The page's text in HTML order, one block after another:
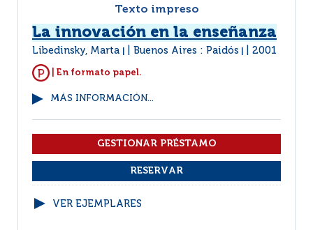
Texto impreso
La innovación en la enseñanza
Libedinsky, Marta Buenos Aires : Paidós 2001
| En formato papel.
MÁS INFORMACIÓN...
VER EJEMPLARES